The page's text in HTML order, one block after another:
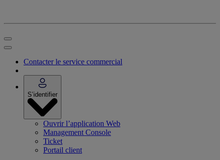
Contacter le service commercial
S’identifier
Ouvrir l’application Web
Management Console
Ticket
Portail client